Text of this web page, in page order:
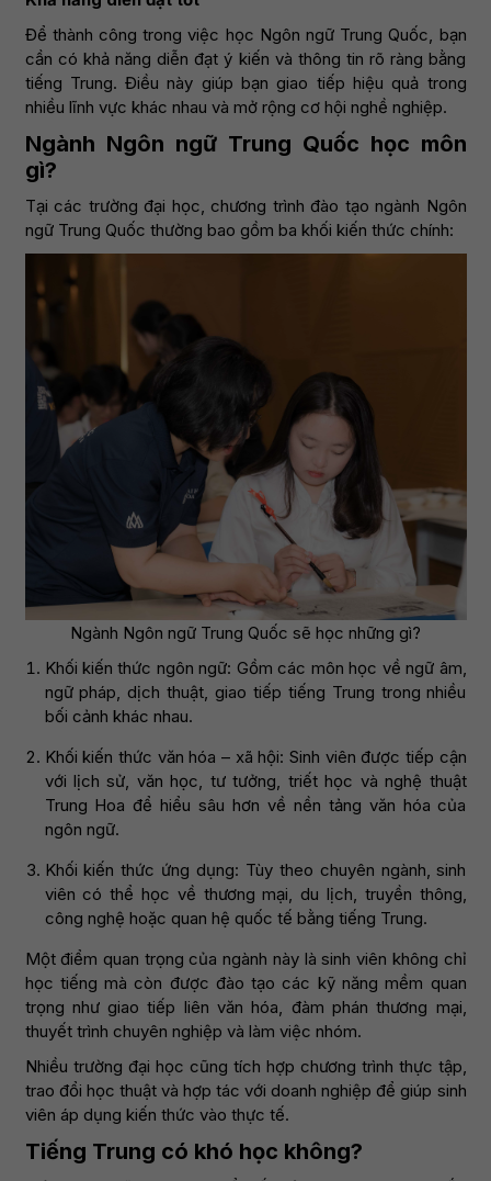
Để thành công trong việc học Ngôn ngữ Trung Quốc, bạn
cần có khả năng diễn đạt ý kiến và thông tin rõ ràng bằng
tiếng Trung. Điều này giúp bạn giao tiếp hiệu quả trong
nhiều lĩnh vực khác nhau và mở rộng cơ hội nghề nghiệp.
Ngành Ngôn ngữ Trung Quốc học môn
gì?
Tại các trường đại học, chương trình đào tạo ngành Ngôn
ngữ Trung Quốc thường bao gồm ba khối kiến thức chính:
Ngành Ngôn ngữ Trung Quốc sẽ học những gì?
Khối kiến thức ngôn ngữ: Gồm các môn học về ngữ âm,
ngữ pháp, dịch thuật, giao tiếp tiếng Trung trong nhiều
bối cảnh khác nhau.
Khối kiến thức văn hóa – xã hội: Sinh viên được tiếp cận
với lịch sử, văn học, tư tưởng, triết học và nghệ thuật
Trung Hoa để hiểu sâu hơn về nền tảng văn hóa của
ngôn ngữ.
Khối kiến thức ứng dụng: Tùy theo chuyên ngành, sinh
viên có thể học về thương mại, du lịch, truyền thông,
công nghệ hoặc quan hệ quốc tế bằng tiếng Trung.
Một điểm quan trọng của ngành này là sinh viên không chỉ
học tiếng mà còn được đào tạo các kỹ năng mềm quan
trọng như giao tiếp liên văn hóa, đàm phán thương mại,
thuyết trình chuyên nghiệp và làm việc nhóm.
Nhiều trường đại học cũng tích hợp chương trình thực tập,
trao đổi học thuật và hợp tác với doanh nghiệp để giúp sinh
viên áp dụng kiến thức vào thực tế.
Tiếng Trung có khó học không?